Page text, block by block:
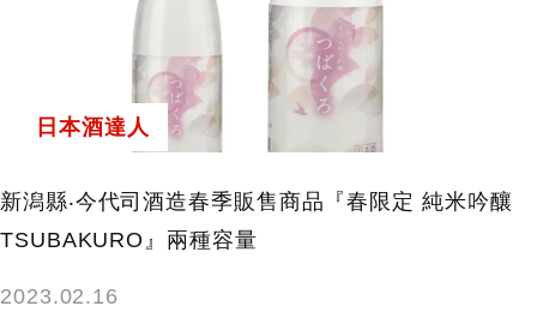
日本酒達人
新潟縣‧今代司酒造春季販售商品『春限定 純米吟釀
TSUBAKURO』兩種容量
2023.02.16